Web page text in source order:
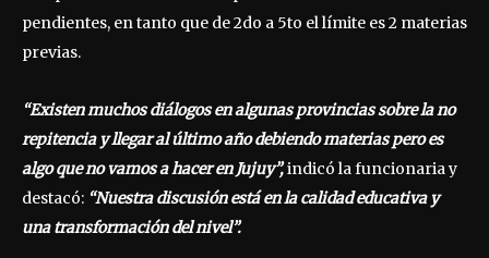
pendientes, en tanto que de 2do a 5to el límite es 2 materias
previas.
“Existen muchos diálogos en algunas provincias sobre la no
repitencia y llegar al último año debiendo materias pero es
algo que no vamos a hacer en Jujuy”,indicó la funcionaria y
destacó: “Nuestra discusión está en la calidad educativa y
una transformación del nivel”.